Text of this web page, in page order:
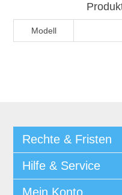
Modell
Rechte & Fristen
Hilfe & Service
Mein Konto